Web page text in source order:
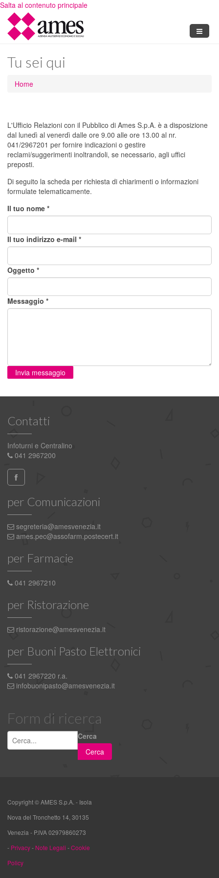
Salta al contenuto principale
Tu sei qui
Home
L'Ufficio Relazioni con il Pubblico di Ames S.p.A. è a disposizione
dal lunedì al venerdì dalle ore 9.00 alle ore 13.00 al nr.
041/2967201 per fornire indicazioni o gestire
reclami/suggerimenti inoltrandoli, se necessario, agli uffici
preposti.
Di seguito la scheda per richiesta di chiarimenti o informazioni
formulate telematicamente.
Il tuo nome *
Il tuo indirizzo e-mail *
Oggetto *
Messaggio *
Contatti
Infoturni e Centralino
041 2967200
per Comunicazioni
segreteria@amesvenezia.it
ames.pec@assofarm.postecert.it
per Farmacie
041 2967210
per Ristorazione
ristorazione@amesvenezia.it
per Buoni Pasto Elettronici
041 2967220 r.a.
infobuonipasto@amesvenezia.it
Form di ricerca
Cerca
Copyright ©AMES S.p.A. - Isola
Nova del Tronchetto 14, 30135
Venezia - P.IVA 02979860273
- Privacy- Note Legali -Cookie
Policy